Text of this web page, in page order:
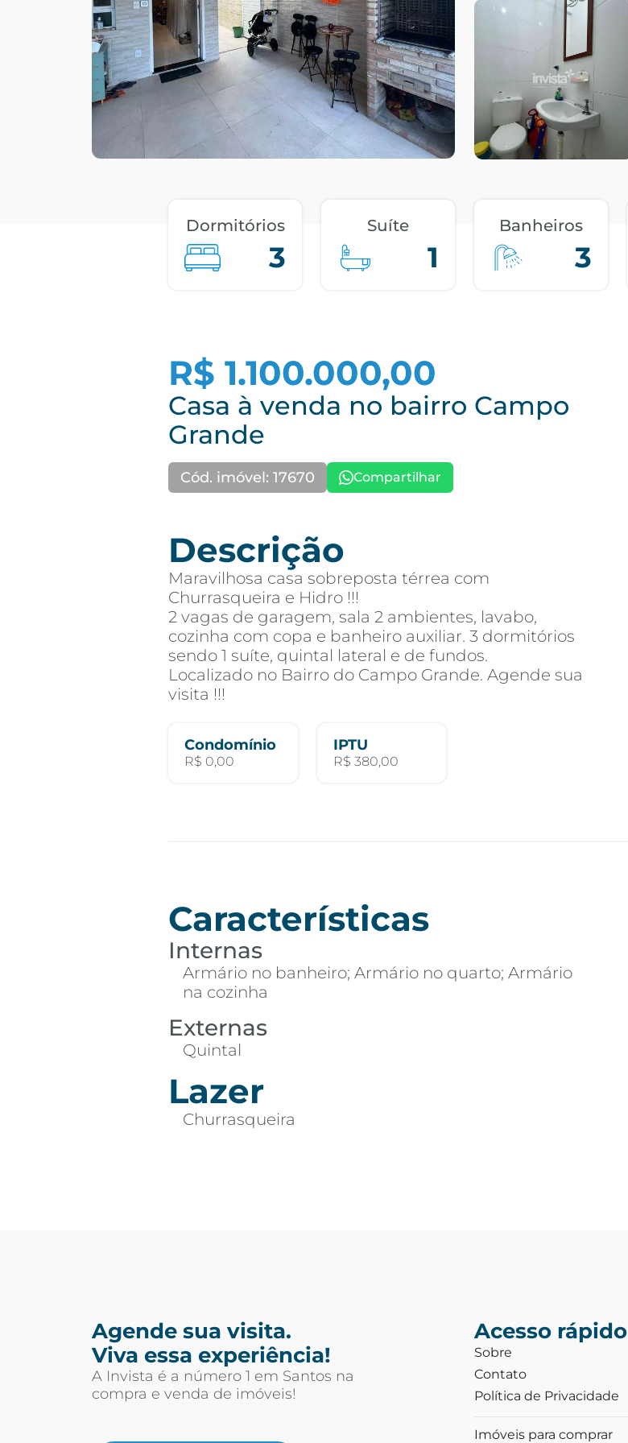
Dormitórios
3
Suíte
1
Banheiros
3
R$ 1.100.000,00
Casa à venda no bairro Campo
Grande
Cód. imóvel: 17670 Compartilhar
Descrição
Maravilhosa casa sobreposta térrea com
Churrasqueira e Hidro !!!
2 vagas de garagem, sala 2 ambientes, lavabo,
cozinha com copa e banheiro auxiliar. 3 dormitórios
sendo 1 suíte, quintal lateral e de fundos.
Localizado no Bairro do Campo Grande. Agende sua
visita !!!
Condomínio
R$ 0,00
IPTU
R$ 380,00
Características
Internas
Armário no banheiro; Armário no quarto; Armário
na cozinha
Externas
Quintal
Lazer
Churrasqueira
Agende sua visita.
Viva essa experiência!
A Invista é a número 1 em Santos na
compra e venda de imóveis!
Acesso rápido
Sobre
Contato
Política de Privacidade
Imóveis para comprar